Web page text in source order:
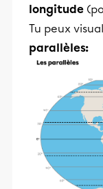
longitude
Tu peux
parallèles: